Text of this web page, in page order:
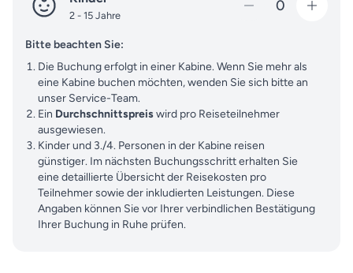
2 - 15 Jahre
0
Bitte beachten Sie:
Die Buchung erfolgt in einer Kabine. Wenn Sie mehr als
eine Kabine buchen möchten, wenden Sie sich bitte an
unser Service-Team.
Ein Durchschnittspreiswird pro Reiseteilnehmer
ausgewiesen.
Kinder und 3./4. Personen in der Kabine reisen
günstiger. Im nächsten Buchungsschritt erhalten Sie
eine detaillierte Übersicht der Reisekosten pro
Teilnehmer sowie der inkludierten Leistungen. Diese
Angaben können Sie vor Ihrer verbindlichen Bestätigung
Ihrer Buchung in Ruhe prüfen.